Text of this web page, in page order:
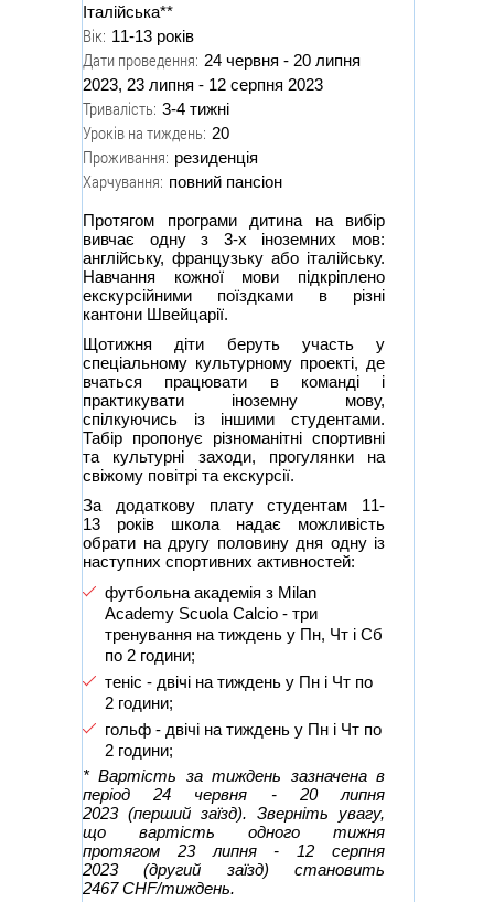
Італійська**
Вік: 11-13 років
Дати проведення: 24 червня - 20 липня
2023, 23 липня - 12 серпня 2023
Тривалість: 3-4 тижні
Уроків на тиждень: 20
Проживання: резиденція
Харчування: повний пансіон
Протягом програми дитина на вибір
вивчає одну з 3-х іноземних мов:
англійську, французьку або італійську.
Навчання кожної мови підкріплено
екскурсійними поїздками в різні
кантони Швейцарії.
Щотижня діти беруть участь у
спеціальному культурному проекті, де
вчаться працювати в команді і
практикувати іноземну мову,
спілкуючись із іншими студентами.
Табір пропонує різноманітні спортивні
та культурні заходи, прогулянки на
свіжому повітрі та екскурсії.
За додаткову плату студентам 11-
13 років школа надає можливість
обрати на другу половину дня одну із
наступних спортивних активностей:
футбольна академія з Milan
Academy Scuola Calcio - три
тренування на тиждень у Пн, Чт і Сб
по 2 години;
теніс - двічі на тиждень у Пн і Чт по
2 години;
гольф - двічі на тиждень у Пн і Чт по
2 години;
* Вартість за тиждень зазначена в
період 24 червня - 20 липня
2023 (перший заїзд). Зверніть увагу,
що вартість одного тижня
протягом 23 липня - 12 серпня
2023(другий заїзд) становить
2467 CHF/тиждень.